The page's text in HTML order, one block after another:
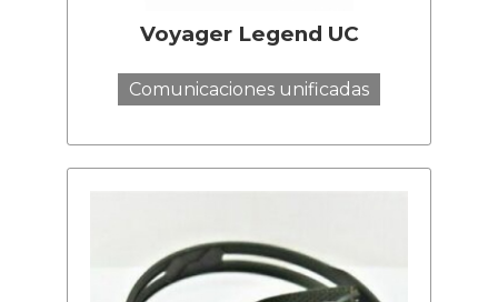
Voyager Legend UC
Comunicaciones unificadas